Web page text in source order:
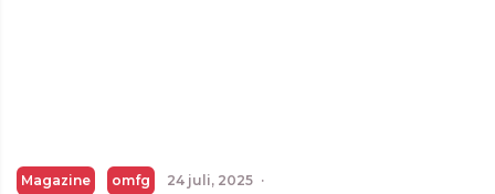
Magazine omfg 24 juli, 2025 ·